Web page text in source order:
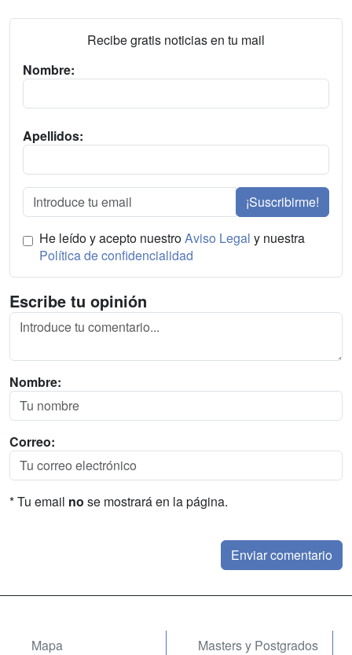
Recibe gratis noticias en tu mail
Nombre:
Apellidos:
¡Suscribirme!
He leído y acepto nuestroAviso Legal y nuestra
Política de confidencialidad
Escribe tu opinión
Nombre:
Correo:
* Tu email no se mostrará en la página.
Mapa
Masters y Postgrados